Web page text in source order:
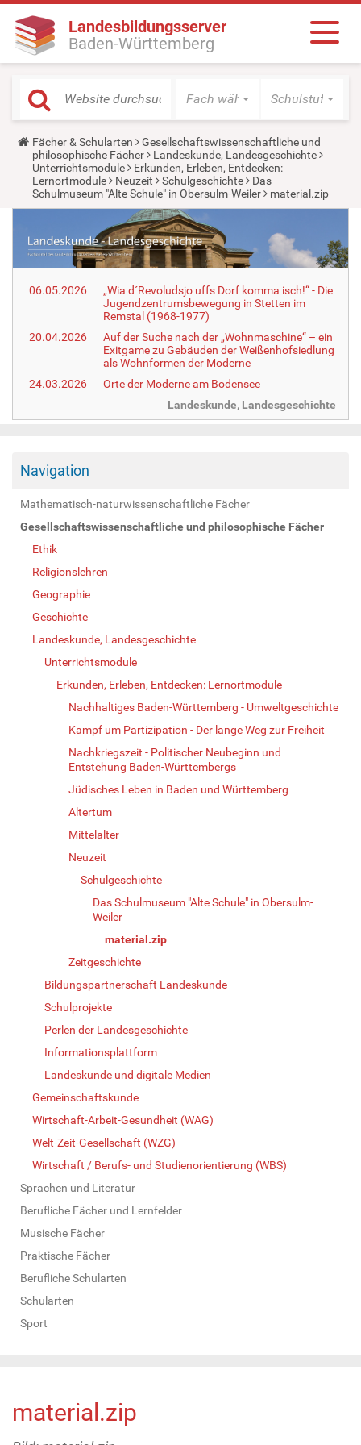
Landesbildungsserver
Baden-Württemberg
Fach wählen Schulstufe
Y
o
u
a
r
e
r
e
:
Fächer & Schularten
Gesellschaftswissenschaftliche und
philosophische Fächer
Landeskunde, Landesgeschichte
Unterrichtsmodule
Erkunden, Erleben, Entdecken:
Lernortmodule
Neuzeit Schulgeschichte
Das
Schulmuseum "Alte Schule" in Obersulm-Weiler
material.zip
06.05.2026
„Wia d´Revoludsjo uffs Dorf komma isch!“ - Die
Jugendzentrumsbewegung in Stetten im
Remstal (1968-1977)
20.04.2026
Auf der Suche nach der „Wohnmaschine“ – ein
Exitgame zu Gebäuden der Weißenhofsiedlung
als Wohnformen der Moderne
24.03.2026
Orte der Moderne am Bodensee
Landeskunde, Landesgeschichte
Navigation
Mathematisch-naturwissenschaftliche Fächer
Gesellschaftswissenschaftliche und philosophische Fächer
Ethik
Religionslehren
Geographie
Geschichte
Landeskunde, Landesgeschichte
Unterrichtsmodule
Erkunden, Erleben, Entdecken: Lernortmodule
Nachhaltiges Baden-Württemberg - Umweltgeschichte
Kampf um Partizipation - Der lange Weg zur Freiheit
Nachkriegszeit - Politischer Neubeginn und
Entstehung Baden-Württembergs
Jüdisches Leben in Baden und Württemberg
Altertum
Mittelalter
Neuzeit
Schulgeschichte
Das Schulmuseum "Alte Schule" in Obersulm-
Weiler
material.zip
Zeitgeschichte
Bildungspartnerschaft Landeskunde
Schulprojekte
Perlen der Landesgeschichte
Informationsplattform
Landeskunde und digitale Medien
Gemeinschaftskunde
Wirtschaft-Arbeit-Gesundheit (WAG)
Welt-Zeit-Gesellschaft (WZG)
Wirtschaft / Berufs- und Studienorientierung (WBS)
Sprachen und Literatur
Berufliche Fächer und Lernfelder
Musische Fächer
Praktische Fächer
Berufliche Schularten
Schularten
Sport
material.zip